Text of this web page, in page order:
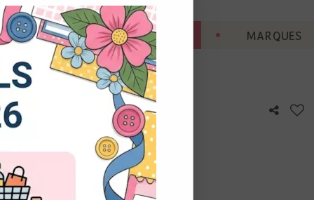
BONNES AFFAIRES MARQUES
avis !
nos
non
Vous
à droite